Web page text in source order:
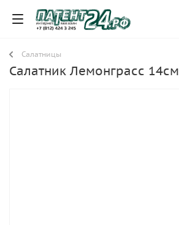
Салатницы
Салатник Лемонграсс 14см